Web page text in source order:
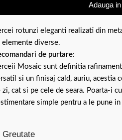
Adauga
rotunzi eleganti realizati din
elemente diverse.
de purtare:
Mosaic sunt definitia
si un finisaj cald, auriu, acestia
zi, cat si pe cele de seara. Poarta-i
simple pentru a le pune
Greutate